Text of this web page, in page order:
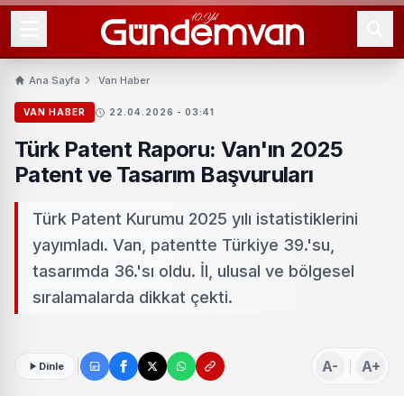
Ana Sayfa Van Haber
VAN HABER 22.04.2026 - 03:41
Türk Patent Raporu: Van'ın 2025
Patent ve Tasarım Başvuruları
Türk Patent Kurumu 2025 yılı istatistiklerini
yayımladı. Van, patentte Türkiye 39.'su,
tasarımda 36.'sı oldu. İl, ulusal ve bölgesel
sıralamalarda dikkat çekti.
Dinle A- A+